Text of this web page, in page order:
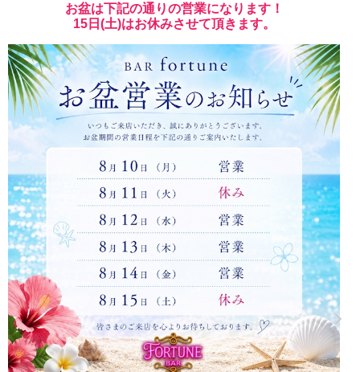
お盆は下記の通りの営業になります！
15日(土)はお休みさせて頂きます。
このお店をシェアする
LINE X (旧Twitter)
会員ログイン
女の子ログイン
北海道
甲信越 北陸
関東 静岡